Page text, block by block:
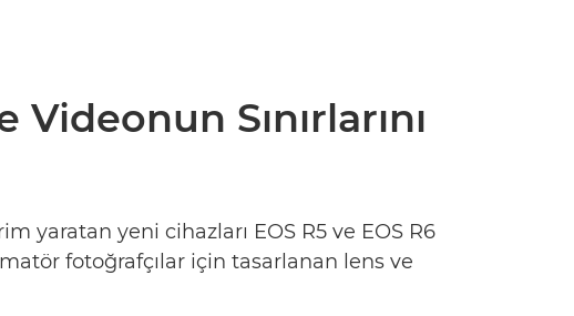
Sınırlarını
yaratan yeni cihazları EOS R5 ve EOS R6
fotoğrafçılar için tasarlanan lens ve